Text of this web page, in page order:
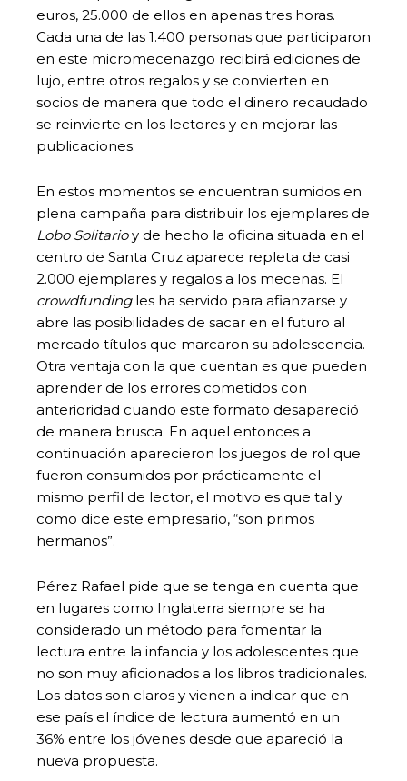
euros, 25.000 de ellos en apenas tres horas.
Cada una de las 1.400 personas que participaron
en este micromecenazgo recibirá ediciones de
lujo, entre otros regalos y se convierten en
socios de manera que todo el dinero recaudado
se reinvierte en los lectores y en mejorar las
publicaciones.
En estos momentos se encuentran sumidos en
plena campaña para distribuir los ejemplares de
Lobo Solitarioy de hecho la oficina situada en el
centro de Santa Cruz aparece repleta de casi
2.000 ejemplares y regalos a los mecenas. El
crowdfunding les ha servido para afianzarse y
abre las posibilidades de sacar en el futuro al
mercado títulos que marcaron su adolescencia.
Otra ventaja con la que cuentan es que pueden
aprender de los errores cometidos con
anterioridad cuando este formato desapareció
de manera brusca. En aquel entonces a
continuación aparecieron los juegos de rol que
fueron consumidos por prácticamente el
mismo perfil de lector, el motivo es que tal y
como dice este empresario, “son primos
hermanos”.
Pérez Rafael pide que se tenga en cuenta que
en lugares como Inglaterra siempre se ha
considerado un método para fomentar la
lectura entre la infancia y los adolescentes que
no son muy aficionados a los libros tradicionales.
Los datos son claros y vienen a indicar que en
ese país el índice de lectura aumentó en un
36% entre los jóvenes desde que apareció la
nueva propuesta.